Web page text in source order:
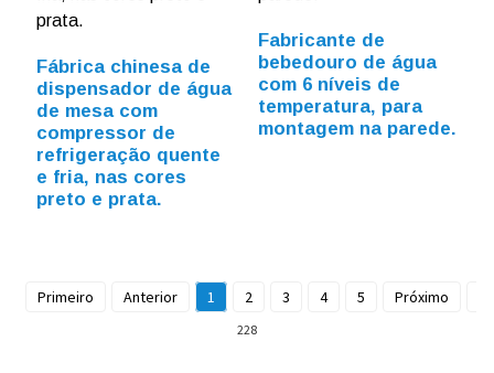
Fábrica chinesa de
dispensador de água
de mesa com
compressor de
refrigeração quente
e fria, nas cores
preto e prata.
Fabricante de
bebedouro de água
com 6 níveis de
temperatura, para
montagem na parede.
Primeiro Anterior 1 2 3 4 5 Próximo
228